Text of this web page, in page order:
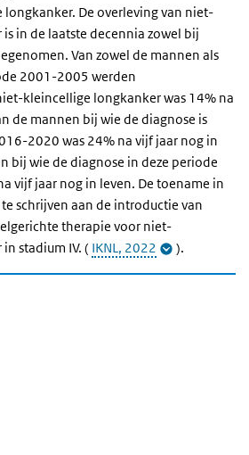
De overleving van niet-
in de laatste decennia zowel bij
Van zowel de mannen als
2001-2005 werden
kleincellige longkanker was 14% na
de mannen bij wie de diagnose is
2020 was 24% na vijf jaar nog in
bij wie de diagnose in deze periode
vijf jaar nog in leven. De toename in
schrijven aan de introductie van
therapie voor niet-
stadium IV. ( IKNL, 2022 ).